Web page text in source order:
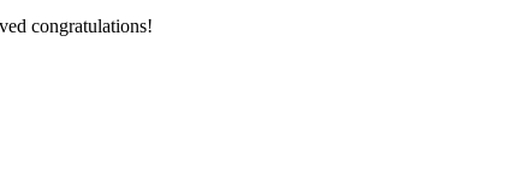
congratulations!